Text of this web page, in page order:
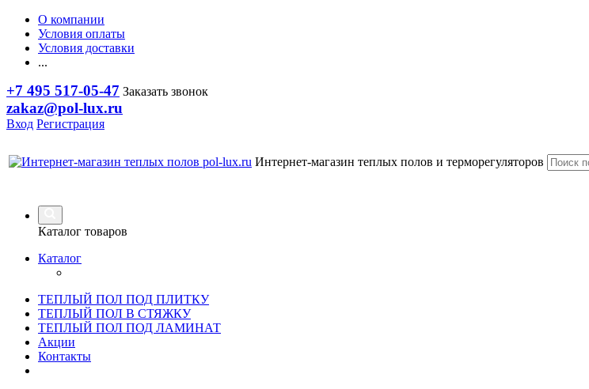
О компании
Условия оплаты
Условия доставки
...
+7 495 517-05-47 Заказать звонок
zakaz@pol-lux.ru
Вход Регистрация
Интернет-магазин теплых полов и терморегуляторов
Каталог товаров
Каталог
ТЕПЛЫЙ ПОЛ ПОД ПЛИТКУ
ТЕПЛЫЙ ПОЛ В СТЯЖКУ
ТЕПЛЫЙ ПОЛ ПОД ЛАМИНАТ
Акции
Контакты